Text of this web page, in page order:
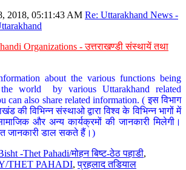
2018, 05:11:43 AM Re: Uttarakhand News -
Organizations - उत्तराखण्डी संस्थायें तथा
about the various functions being
world by various Uttarakhand related
can also share related information. ( इस विभाग
की विभिन्न संस्थाओ द्वारा विश्व के विभिन्न भागों में
और अन्य कार्यक्रमों की जानकारी मिलेगी।
जानकारी डाल सकते हैं।)
-Thet Pahadi/मोहन बिष्ट-ठेठ पहाडी,
THET PAHADI,प्रहलाद तडियाल